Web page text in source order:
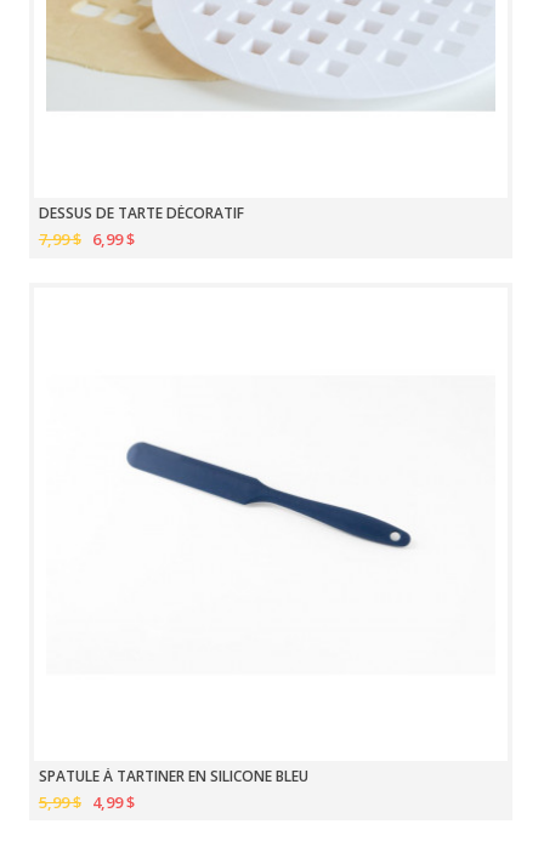
DESSUS DE TARTE DÉCORATIF
7,99 $ 6,99 $
SPATULE À TARTINER EN SILICONE BLEU
5,99 $ 4,99 $